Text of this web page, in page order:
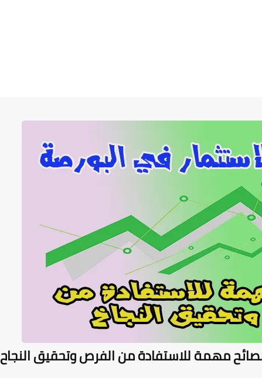
مهمة للاستفادة من الفرص وتحقيق النجاح